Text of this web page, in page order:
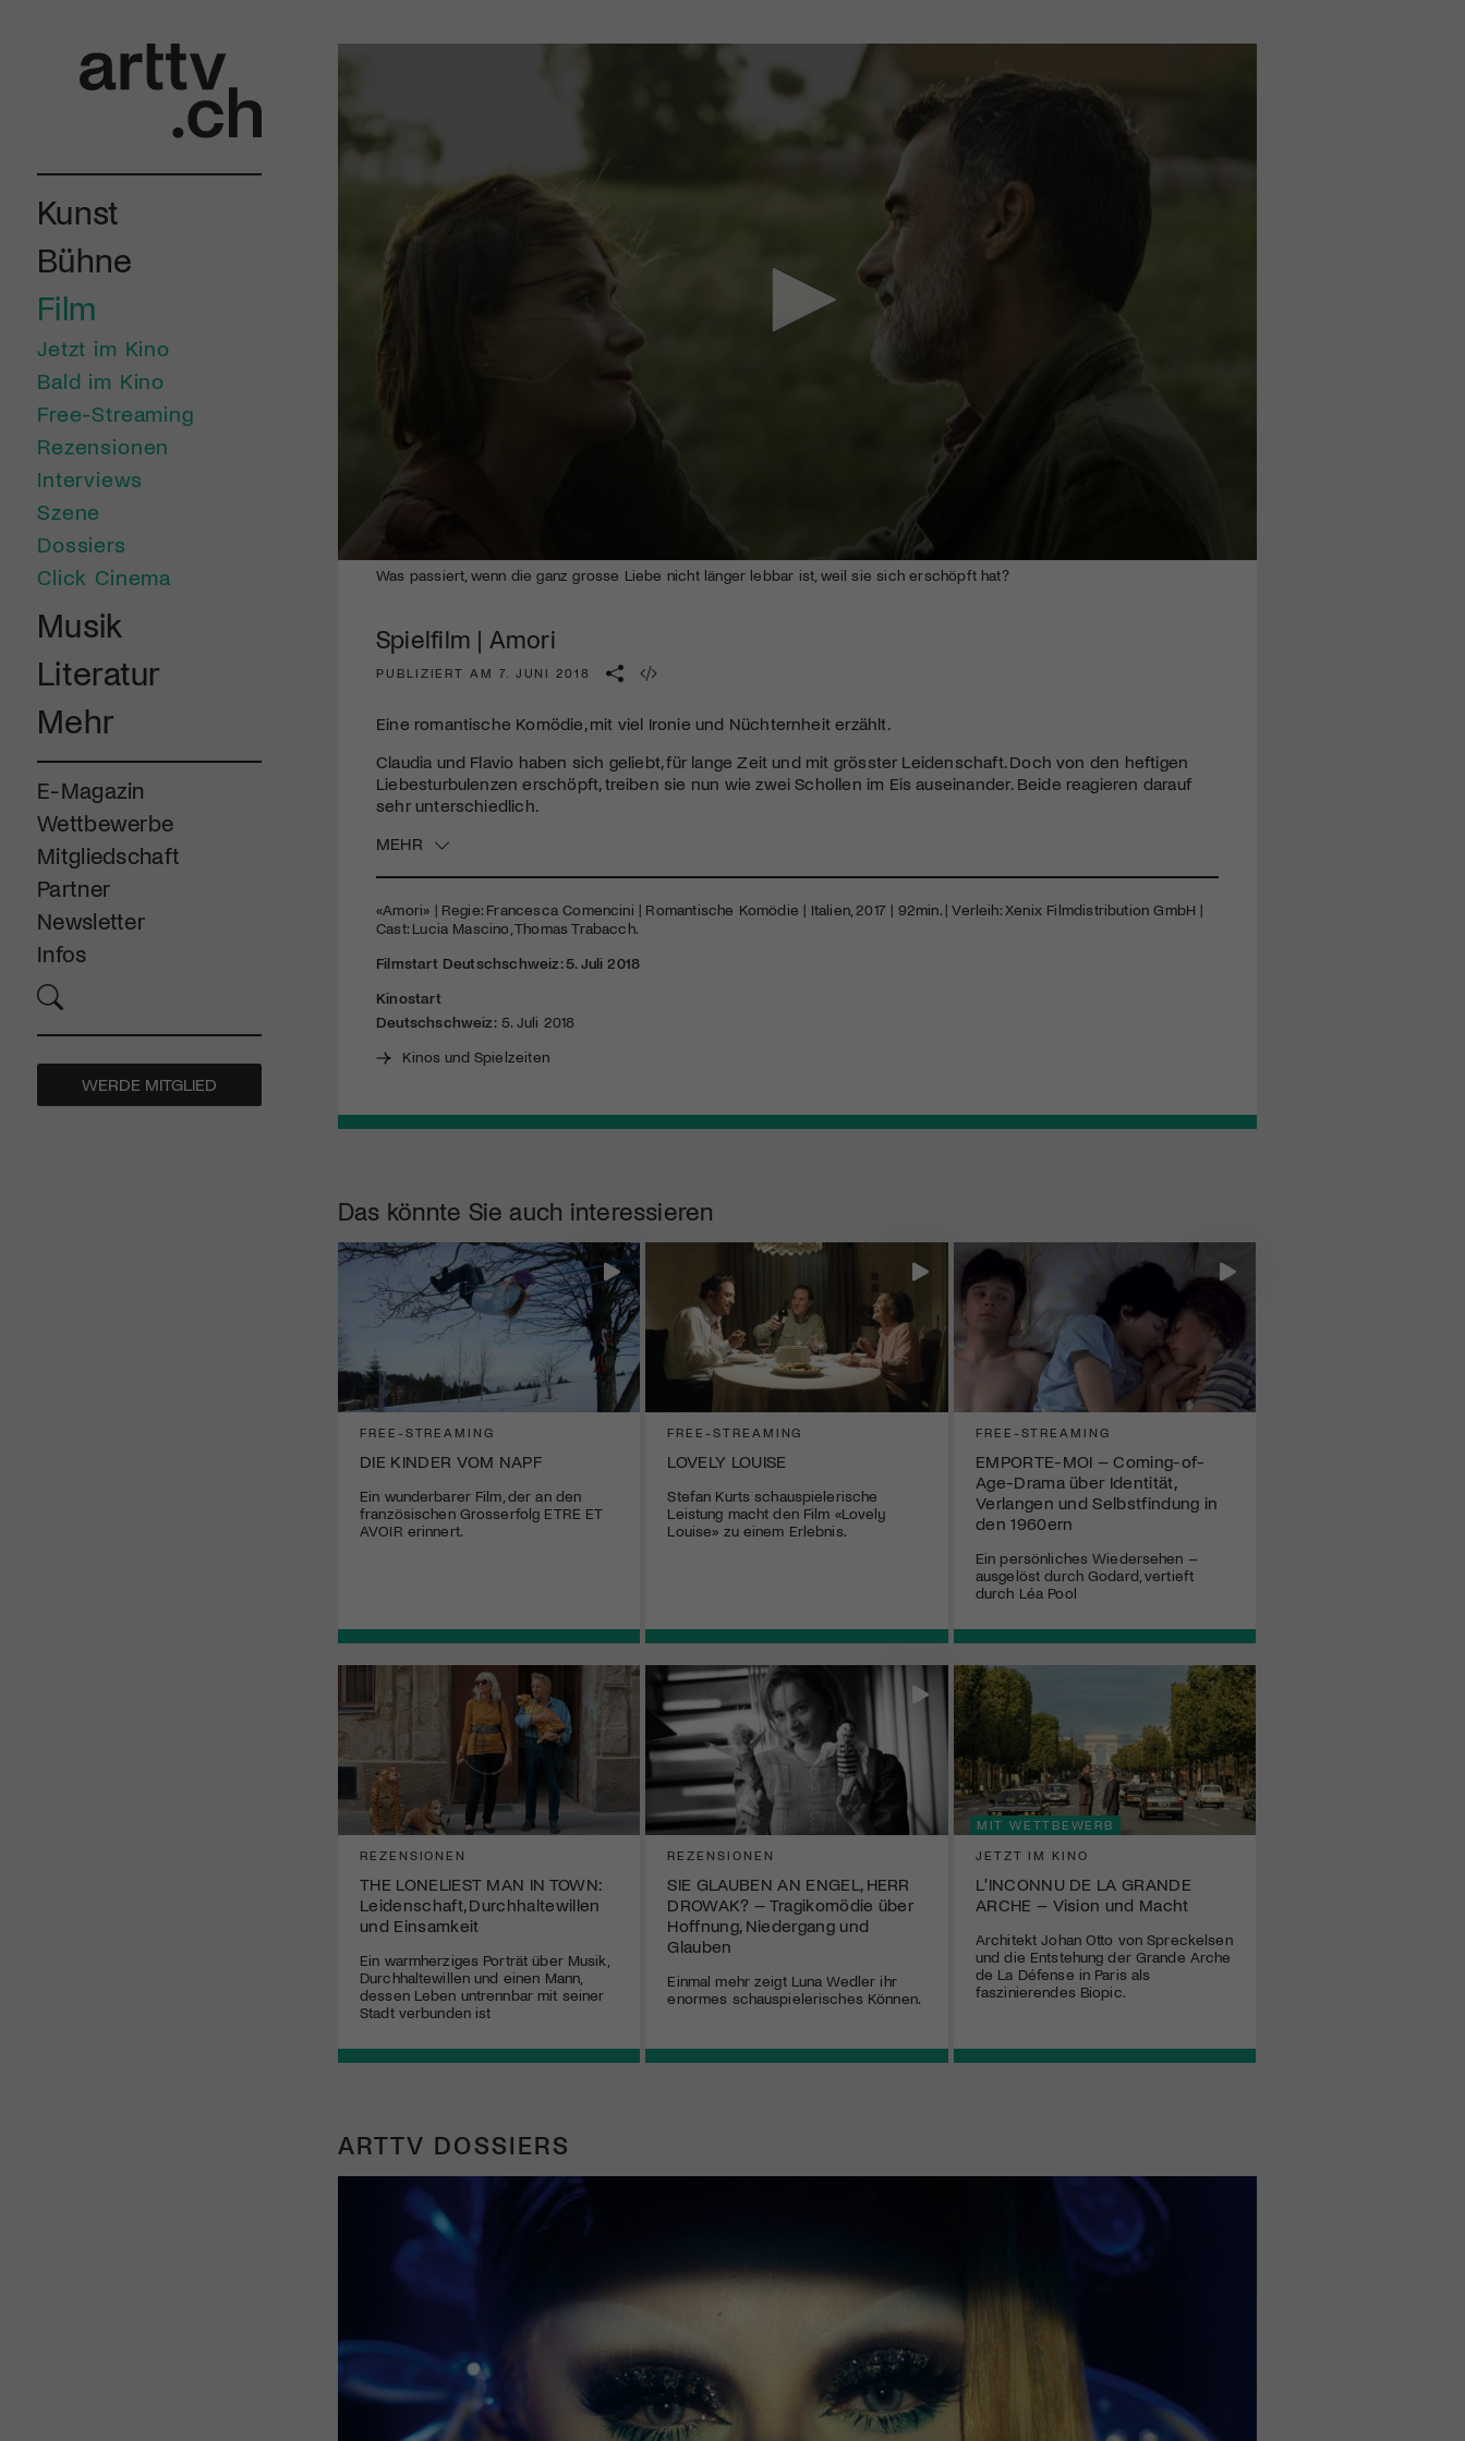
Kunst
Bühne
Film
Jetzt im Kino
Bald im Kino
Free-Streaming
Rezensionen
Interviews
Szene
Dossiers
Click Cinema
Musik
Literatur
Mehr
E-Magazin
Wettbewerbe
Mitgliedschaft
Partner
Newsletter
Infos
WERDE MITGLIED
seconds
minute,
secondsVolume
Was passiert, wenn die ganz grosse Liebe nicht länger lebbar ist, weil sie sich erschöpft hat?
Spielfilm | Amori
PUBLIZIERT AM 7. JUNI 2018
Eine romantische Komödie, mit viel Ironie und Nüchternheit erzählt.
Claudia und Flavio haben sich geliebt, für lange Zeit und mit grösster Leidenschaft. Doch von den heftigen
Liebesturbulenzen erschöpft, treiben sie nun wie zwei Schollen im Eis auseinander. Beide reagieren darauf
sehr unterschiedlich.
MEHR
«Amori» | Regie: Francesca Comencini | Romantische Komödie | Italien, 2017 | 92min. | Verleih: Xenix Filmdistribution GmbH |
Cast: Lucia Mascino, Thomas Trabacch.
Filmstart Deutschschweiz: 5. Juli 2018
Kinostart
Deutschschweiz:5. Juli 2018
Kinos und Spielzeiten
Das könnte Sie auch interessieren
FREE-STREAMING
DIE KINDER VOM NAPF
Ein wunderbarer Film, der an den
französischen Grosserfolg ETRE ET
AVOIR erinnert.
FREE-STREAMING
LOVELY LOUISE
Stefan Kurts schauspielerische
Leistung macht den Film «Lovely
Louise» zu einem Erlebnis.
FREE-STREAMING
EMPORTE-MOI – Coming-of-
Age-Drama über Identität,
Verlangen und Selbstfindung in
den 1960ern
Ein persönliches Wiedersehen –
ausgelöst durch Godard, vertieft
durch Léa Pool
REZENSIONEN
THE LONELIEST MAN IN TOWN:
Leidenschaft, Durchhaltewillen
und Einsamkeit
Ein warmherziges Porträt über Musik,
Durchhaltewillen und einen Mann,
dessen Leben untrennbar mit seiner
Stadt verbunden ist
REZENSIONEN
SIE GLAUBEN AN ENGEL, HERR
DROWAK? – Tragikomödie über
Hoffnung, Niedergang und
Glauben
Einmal mehr zeigt Luna Wedler ihr
enormes schauspielerisches Können.
MIT WETTBEWERB
JETZT IM KINO
L'INCONNU DE LA GRANDE
ARCHE – Vision und Macht
Architekt Johan Otto von Spreckelsen
und die Entstehung der Grande Arche
de La Défense in Paris als
faszinierendes Biopic.
ARTTV DOSSIERS
Engagiere dich als Kulturliebhaber:in, Kulturschaffende(r) oder
Mit deiner Mitgliedschaft erhältst du kostenlosen Zugang zu
diversen Kulturevents.